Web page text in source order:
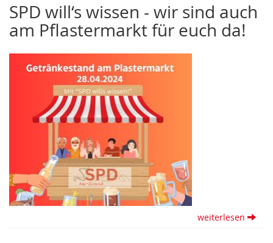
SPD will‘s wissen - wir sind auch
am Pflastermarkt für euch da!
weiterlesen